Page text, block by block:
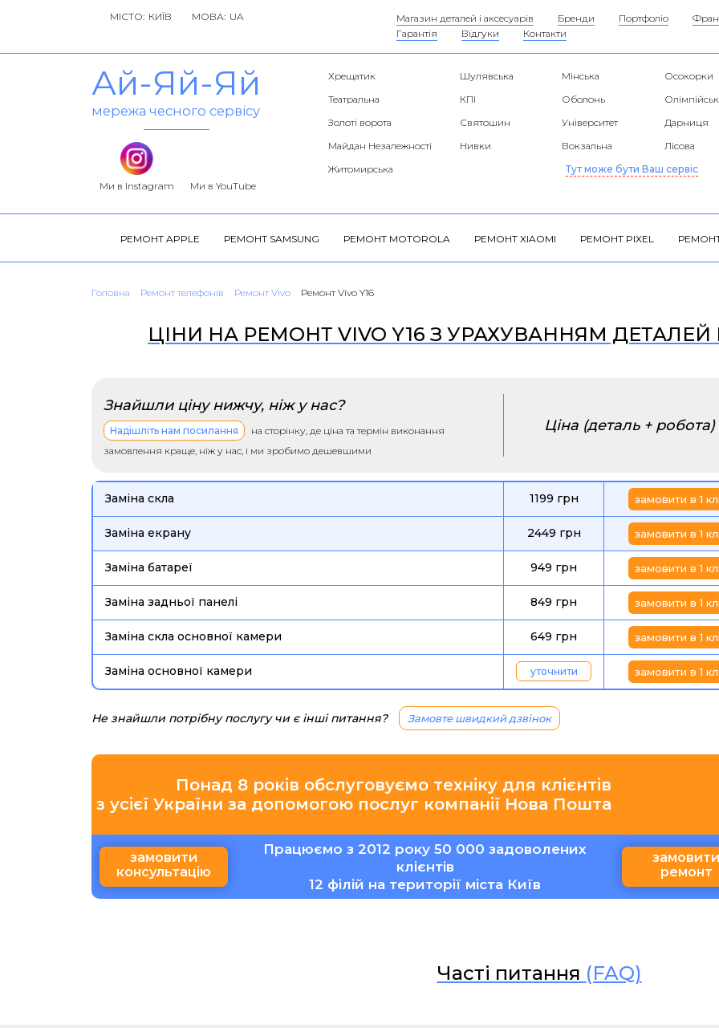
МІСТО: МОВА: Магазин деталей і аксесуарів Бренди Портфоліо
Гарантія
Відгуки Контакти
Ай-Яй-Яй
мережа чесного сервісу
Ми в Instagram Ми в YouTube
Хрещатик Шулявська Мінська
Осокорки
Театральна
КПІ Оболонь
Золоті ворота
Святошин Університет
Дарниця
Майдан Незалежності
Нивки Вокзальна
Лісова
Житомирська
Тут може бути Ваш сервіс
РЕМОНТ APPLE РЕМОНТ SAMSUNG РЕМОНТ MOTOROLA РЕМОНТ XIAOMI РЕМОНТ PIXEL
Головна Ремонт телефонів Ремонт Vivo Ремонт Vivo Y16
ЦІНИ НА РЕМОНТ VIVO Y16 З УРАХУВАННЯМ ДЕТАЛЕЙ
Знайшли ціну нижчу, ніж у нас?
Надішліть нам посилання
на сторінку, де ціна та термін виконання
замовлення краще, ніж у нас, і ми зробимо дешевшими
Ціна (деталь + робота)
Заміна скла 1199 грн замовити в 1
Заміна екрану 2449 грн замовити в 1
Заміна батареї 949 грн замовити в 1
Заміна задньої панелі 849 грн замовити в 1
Заміна скла основної камери 649 грн замовити в 1
Заміна основної камери уточнити замовити в 1
Не знайшли потрібну послугу чи є інші питання? Замовте швидкий дзвінок
Понад 8 років обслуговуємо техніку для клієнтів
з усієї України за допомогою послуг компанії Нова Пошта
замовити
консультацію
Працюємо з 2012 року 50 000 задоволених
клієнтів
12 філій на території міста Київ
замовити
ремонт
Часті питання (FAQ)